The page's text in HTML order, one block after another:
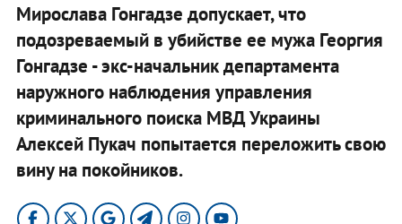
Мирослава Гонгадзе допускает, что
подозреваемый в убийстве ее мужа Георгия
Гонгадзе - экс-начальник департамента
наружного наблюдения управления
криминального поиска МВД Украины
Алексей Пукач попытается переложить свою
вину на покойников.